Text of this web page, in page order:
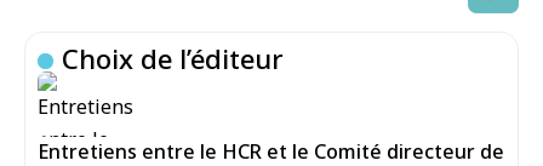
Choix de l’éditeur
Entretiens entre le HCR et le Comité directeur de